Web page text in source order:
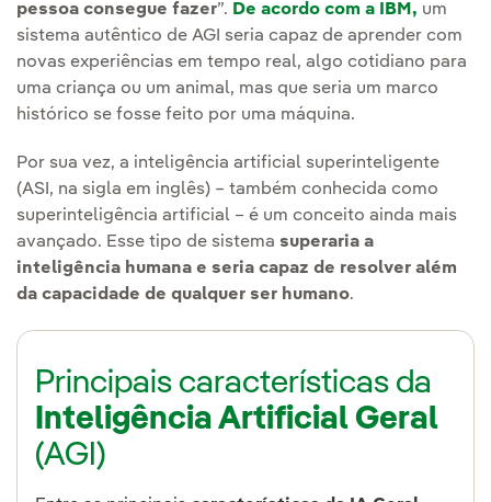
pessoa consegue fazer”. De acordo com a IBM, um
sistema autêntico de AGI seria capaz de aprender com
novas experiências em tempo real, algo cotidiano para
uma criança ou um animal, mas que seria um marco
histórico se fosse feito por uma máquina.
Por sua vez, a inteligência artificial superinteligente
(ASI, na sigla em inglês) – também conhecida como
superinteligência artificial – é um conceito ainda mais
avançado. Esse tipo de sistema superaria a
inteligência humana e seria capaz de resolver além
da capacidade de qualquer ser humano.
Principais características da
Inteligência Artificial Geral
(AGI)